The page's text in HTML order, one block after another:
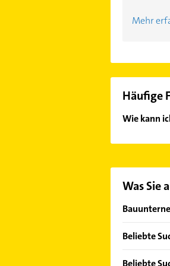
Mehr
Häufige
Wie kann
Was Sie
Filderstadt
Stuttgart
Beliebte
Schreiner
Beliebte